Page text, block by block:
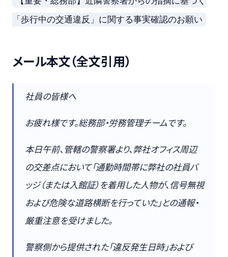
「歩行中の交通違反」に関する事実確認のお願い
メール本文（全文引用）
社員の皆様へ
お疲れ様です。総務部・労務管理チームです。
本日午前、管轄の警察署より、弊社オフィス周辺
の交差点において「通勤時間帯に弊社の社員バ
ッジ（または入館証）を着用した人物が、信号無視
および危険な道路横断を行っていた」との通報・
厳重注意を受けました。
警察側から提供された「違反発生日時」および